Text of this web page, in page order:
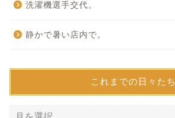
洗濯機選手交代。
静かで暑い店内で。
これまでの日々たち